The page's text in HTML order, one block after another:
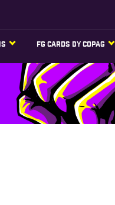
FG CARDS BY COPAG